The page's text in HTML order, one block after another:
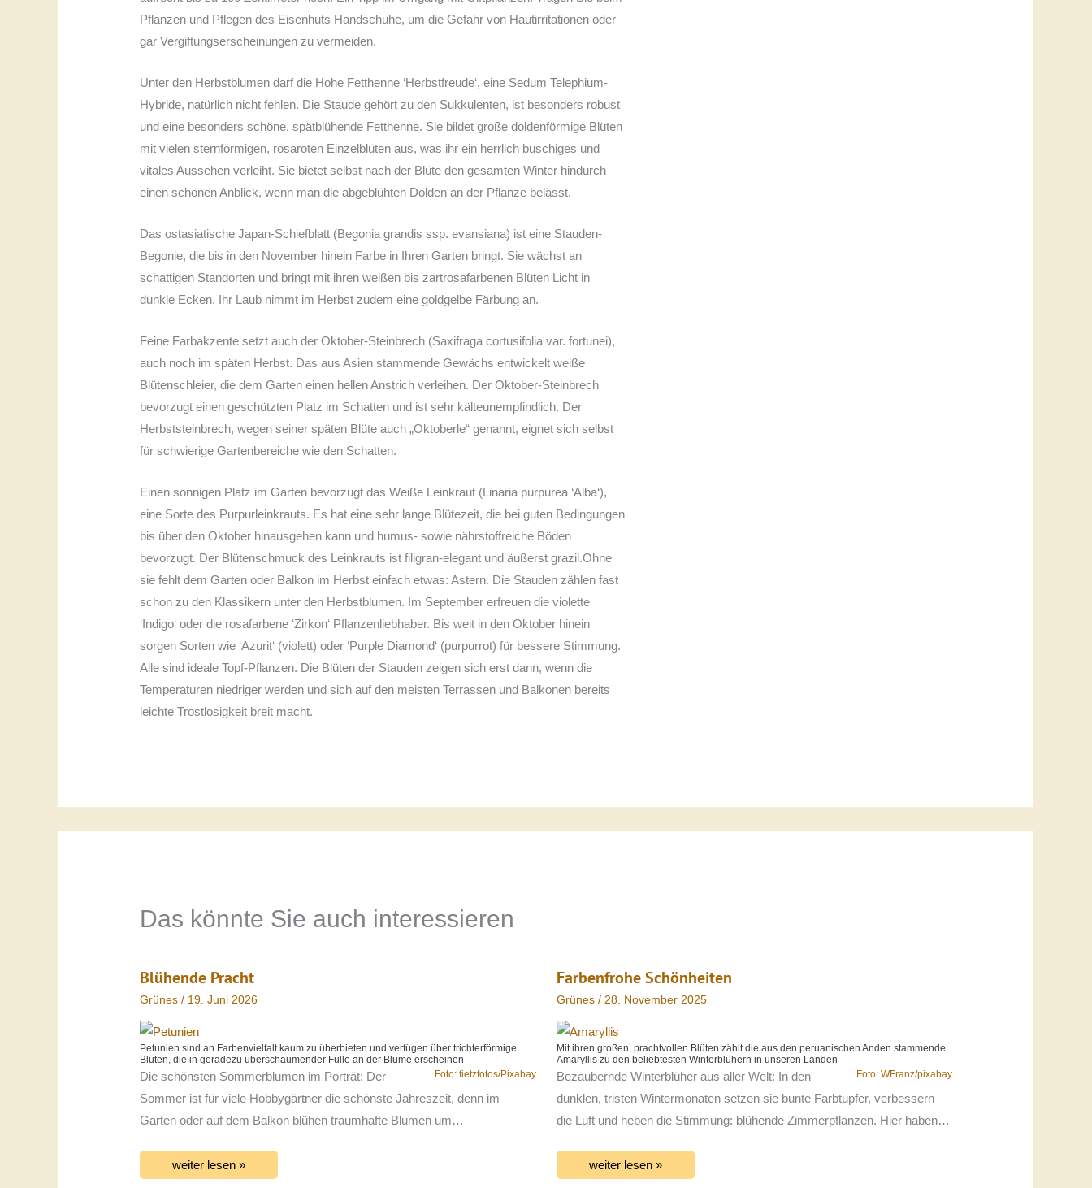
Pflanzen und Pflegen des Eisenhuts Handschuhe, um die Gefahr von Hautirritationen oder
gar Vergiftungserscheinungen zu vermeiden.
Unter den Herbstblumen darf die Hohe Fetthenne ‘Herbstfreude‘, eine Sedum Telephium-
Hybride, natürlich nicht fehlen. Die Staude gehört zu den Sukkulenten, ist besonders robust
und eine besonders schöne, spätblühende Fetthenne. Sie bildet große doldenförmige Blüten
mit vielen sternförmigen, rosaroten Einzelblüten aus, was ihr ein herrlich buschiges und
vitales Aussehen verleiht. Sie bietet selbst nach der Blüte den gesamten Winter hindurch
einen schönen Anblick, wenn man die abgeblühten Dolden an der Pflanze belässt.
Das ostasiatische Japan-Schiefblatt (Begonia grandis ssp. evansiana) ist eine Stauden-
Begonie, die bis in den November hinein Farbe in Ihren Garten bringt. Sie wächst an
schattigen Standorten und bringt mit ihren weißen bis zartrosafarbenen Blüten Licht in
dunkle Ecken. Ihr Laub nimmt im Herbst zudem eine goldgelbe Färbung an.
Feine Farbakzente setzt auch der Oktober-Steinbrech (Saxifraga cortusifolia var. fortunei),
auch noch im späten Herbst. Das aus Asien stammende Gewächs entwickelt weiße
Blütenschleier, die dem Garten einen hellen Anstrich verleihen. Der Oktober-Steinbrech
bevorzugt einen geschützten Platz im Schatten und ist sehr kälteunempfindlich. Der
Herbststeinbrech, wegen seiner späten Blüte auch „Oktoberle“ genannt, eignet sich selbst
für schwierige Gartenbereiche wie den Schatten.
Einen sonnigen Platz im Garten bevorzugt das Weiße Leinkraut (Linaria purpurea ‘Alba‘),
eine Sorte des Purpurleinkrauts. Es hat eine sehr lange Blütezeit, die bei guten Bedingungen
bis über den Oktober hinausgehen kann und humus- sowie nährstoffreiche Böden
bevorzugt. Der Blütenschmuck des Leinkrauts ist filigran-elegant und äußerst grazil.Ohne
sie fehlt dem Garten oder Balkon im Herbst einfach etwas: Astern. Die Stauden zählen fast
schon zu den Klassikern unter den Herbstblumen. Im September erfreuen die violette
‘Indigo‘ oder die rosafarbene ‘Zirkon‘ Pflanzenliebhaber. Bis weit in den Oktober hinein
sorgen Sorten wie ‘Azurit‘ (violett) oder ‘Purple Diamond‘ (purpurrot) für bessere Stimmung.
Alle sind ideale Topf-Pflanzen. Die Blüten der Stauden zeigen sich erst dann, wenn die
Temperaturen niedriger werden und sich auf den meisten Terrassen und Balkonen bereits
leichte Trostlosigkeit breit macht.
Das könnte Sie auch interessieren
Blühende Pracht
Grünes / 19. Juni 2026
Petunien sind an Farbenvielfalt kaum zu überbieten und verfügen über trichterförmige
Blüten, die in geradezu überschäumender Fülle an der Blume erscheinen
Foto: fietzfotos/Pixabay
Die schönsten Sommerblumen im Porträt: Der
Sommer ist für viele Hobbygärtner die schönste Jahreszeit, denn im
Garten oder auf dem Balkon blühen traumhafte Blumen um…
weiter lesen »
Farbenfrohe Schönheiten
Grünes/ 28. November 2025
Mit ihren großen, prachtvollen Blüten zählt die aus den peruanischen Anden stammende
Amaryllis zu den beliebtesten Winterblühern in unseren Landen
Foto: WFranz/pixabay
Bezaubernde Winterblüher aus aller Welt: In den
dunklen, tristen Wintermonaten setzen sie bunte Farbtupfer, verbessern
die Luft und heben die Stimmung: blühende Zimmerpflanzen. Hier haben…
weiter lesen »